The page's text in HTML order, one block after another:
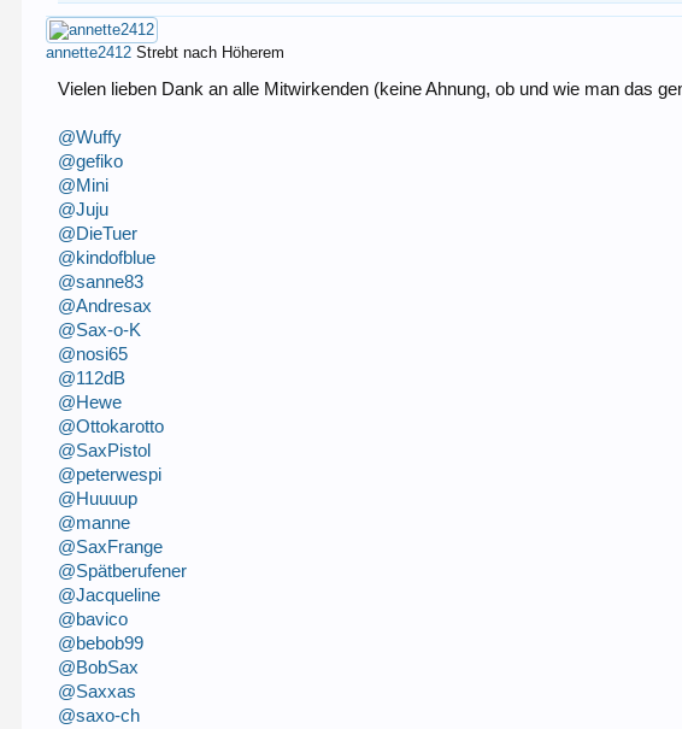
annette2412 Strebt nach Höherem
Vielen lieben Dank an alle Mitwirkenden (keine Ahnung, ob und wie man das
@Wuffy
@gefiko
@Mini
@Juju
@DieTuer
@kindofblue
@sanne83
@Andresax
@Sax-o-K
@nosi65
@112dB
@Hewe
@Ottokarotto
@SaxPistol
@peterwespi
@Huuuup
@manne
@SaxFrange
@Spätberufener
@Jacqueline
@bavico
@bebob99
@BobSax
@Saxxas
@saxo-ch